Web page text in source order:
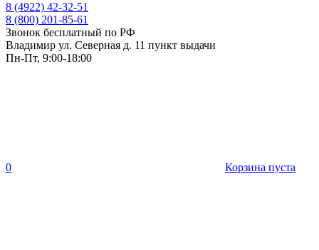
8 (4922) 42-32-51
8 (800) 201-85-61
Звонок бесплатный по РФ
Владимир ул. Северная д. 11 пункт выдачи
Пн-Пт, 9:00-18:00
0 Корзина пуста